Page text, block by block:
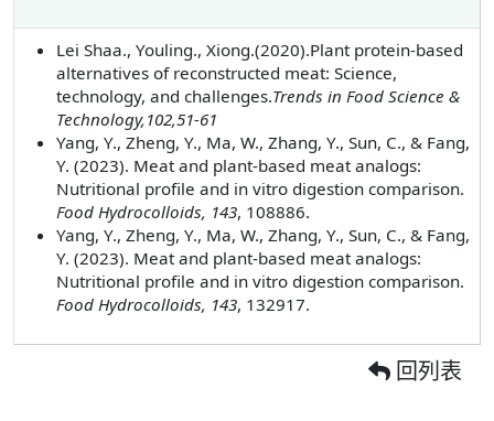
Lei Shaa., Youling., Xiong.(2020).Plant protein-based
alternatives of reconstructed meat: Science,
technology, and challenges.Trends in Food Science &
Technology,102,51-61
Yang, Y., Zheng, Y., Ma, W., Zhang, Y., Sun, C., & Fang,
Y. (2023). Meat and plant-based meat analogs:
Nutritional profile and in vitro digestion comparison.
Food Hydrocolloids, 143, 108886.
Yang, Y., Zheng, Y., Ma, W., Zhang, Y., Sun, C., & Fang,
Y. (2023). Meat and plant-based meat analogs:
Nutritional profile and in vitro digestion comparison.
Food Hydrocolloids, 143, 132917.
回列表